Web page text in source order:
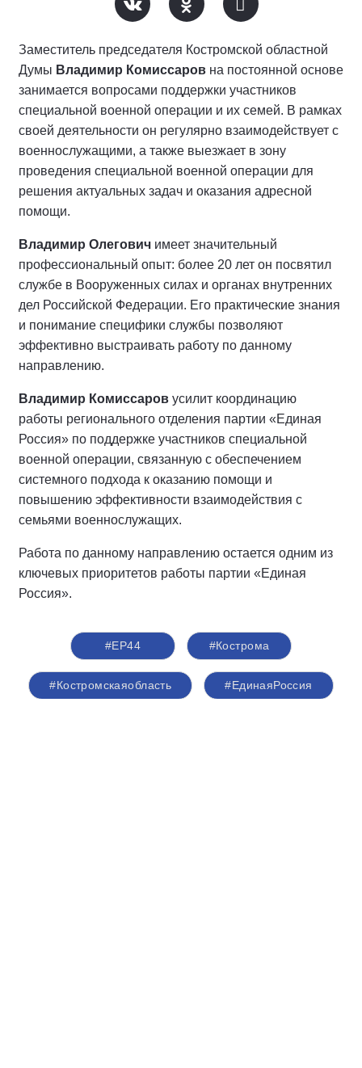
Заместитель председателя Костромской областной
Думы Владимир Комиссаров на постоянной основе
занимается вопросами поддержки участников
специальной военной операции и их семей. В рамках
своей деятельности он регулярно взаимодействует с
военнослужащими, а также выезжает в зону
проведения специальной военной операции для
решения актуальных задач и оказания адресной
помощи.
Владимир Олегович имеет значительный
профессиональный опыт: более 20 лет он посвятил
службе в Вооруженных силах и органах внутренних
дел Российской Федерации. Его практические знания
и понимание специфики службы позволяют
эффективно выстраивать работу по данному
направлению.
Владимир Комиссаров усилит координацию
работы регионального отделения партии «Единая
Россия» по поддержке участников специальной
военной операции, связанную с обеспечением
системного подхода к оказанию помощи и
повышению эффективности взаимодействия с
семьями военнослужащих.
Работа по данному направлению остается одним из
ключевых приоритетов работы партии «Единая
Россия».
#ЕР44 #Кострома
#Костромскаяобласть #‎ЕдинаяРоссия